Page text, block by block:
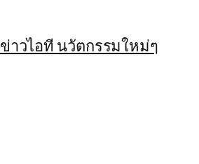
ข่าวไอที นวัตกรรมใหม่ๆ